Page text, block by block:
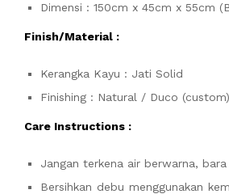
Dimensi : 150cm x 45cm x 55cm
Finish/Material :
Kerangka Kayu : Jati Solid
Finishing : Natural / Duco (custom)
Care Instructions :
Jangan terkena air berwarna,
Bersihkan debu menggunakan